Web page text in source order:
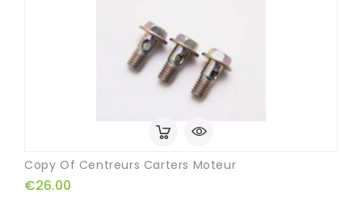
Copy Of Centreurs Carters Moteur
€26.00